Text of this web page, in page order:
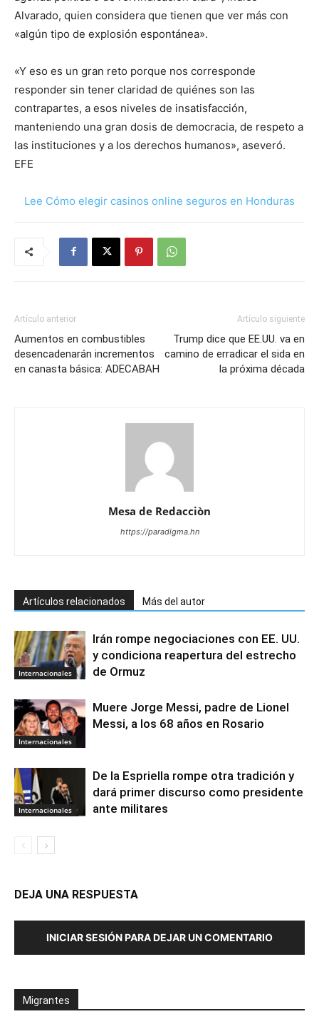
Alvarado, quien considera que tienen que ver más con
«algún tipo de explosión espontánea».
«Y eso es un gran reto porque nos corresponde
responder sin tener claridad de quiénes son las
contrapartes, a esos niveles de insatisfacción,
manteniendo una gran dosis de democracia, de respeto a
las instituciones y a los derechos humanos», aseveró.
EFE
Lee Cómo elegir casinos online seguros en Honduras
Artículo anterior
Aumentos en combustibles
desencadenarán incrementos
en canasta básica: ADECABAH
Artículo siguiente
Trump dice que EE.UU. va en
camino de erradicar el sida en
la próxima década
Mesa de Redacciòn
https://paradigma.hn
Artículos relacionados Más del autor
Internacionales
Irán rompe negociaciones con EE. UU.
y condiciona reapertura del estrecho
de Ormuz
Internacionales
Muere Jorge Messi, padre de Lionel
Messi, a los 68 años en Rosario
Internacionales
De la Espriella rompe otra tradición y
dará primer discurso como presidente
ante militares
DEJA UNA RESPUESTA
INICIAR SESIÓN PARA DEJAR UN COMENTARIO
Migrantes